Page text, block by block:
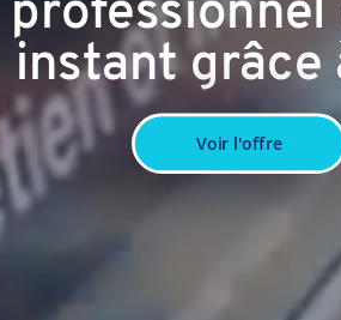
professionnel
instant grâce
Voir l'offre